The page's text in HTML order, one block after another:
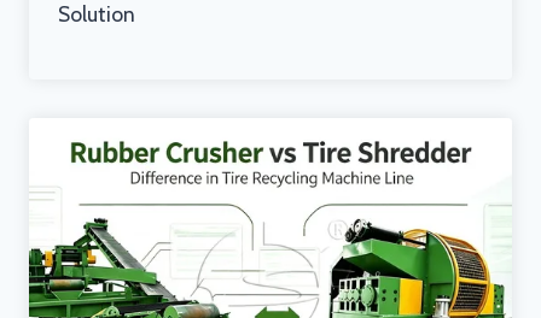
Solution